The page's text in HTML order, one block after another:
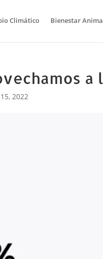
Climático Bienestar
a
2022